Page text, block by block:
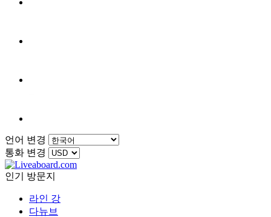
언어 변경
통화 변경
인기 방문지
라인 강
다뉴브